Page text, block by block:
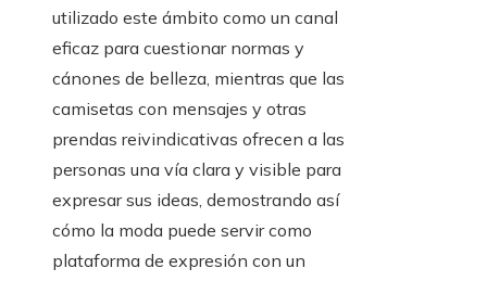
utilizado este ámbito como un canal
eficaz para cuestionar normas y
cánones de belleza, mientras que las
camisetas con mensajes y otras
prendas reivindicativas ofrecen a las
personas una vía clara y visible para
expresar sus ideas, demostrando así
cómo la moda puede servir como
plataforma de expresión con un